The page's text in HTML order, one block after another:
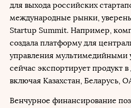
для выхода российских
международные рынки,
Startup Summit. Например,
создала платформу для
управления мультимедийными
сейчас экспортирует продукт в
включая Казахстан, Беларусь,
Венчурное финансирование